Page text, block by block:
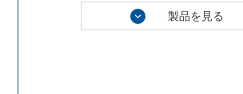
製品を見る